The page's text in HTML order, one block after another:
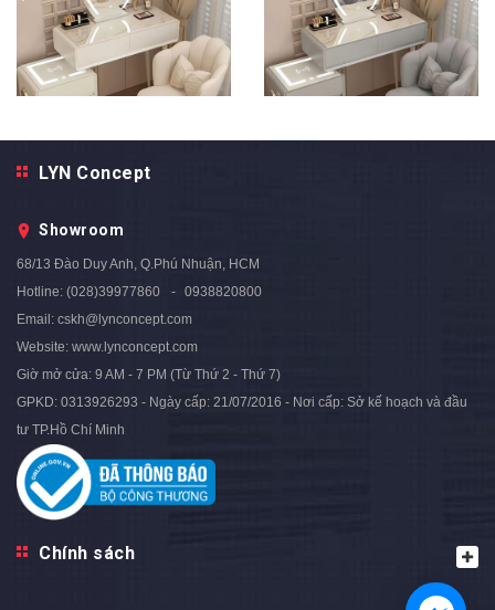
3.390.000₫
LYN Concept
Showroom
68/13 Đào Duy Anh, Q.Phú Nhuận, HCM
Hotline: (028)39977860
0938820800
Email: cskh@lynconcept.com
Website: www.lynconcept.com
Giờ mở cửa: 9 AM - 7 PM (Từ Thứ 2 - Thứ 7)
GPKD: 0313926293 - Ngày cấp: 21/07/2016 - Nơi cấp: Sở kế hoạch và đầu
tư TP.Hồ Chí Minh
Chính sách